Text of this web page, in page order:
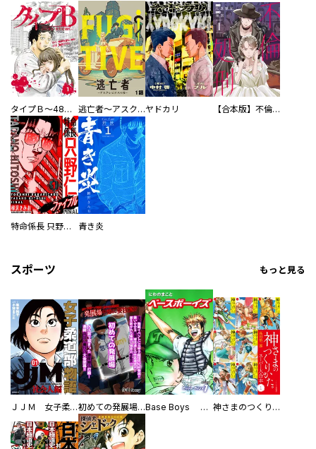
タイプＢ～48時間後、致死率100％～【単話】 逃亡者～アスクレピオスの杖～ヤドカリ 【合本版】不倫処刑
特命係長 只野仁ファイナル 愛蔵版 青き炎
スポーツ もっと見る
ＪＪＭ 女子柔道部物語 社会人編 初めての発展場 【白抜き修正版】 Base Boys 新装版 神さまのつくりかた。スーパー大合本